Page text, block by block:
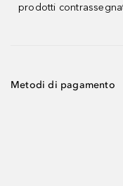
prodotti
Metodi di pagamento